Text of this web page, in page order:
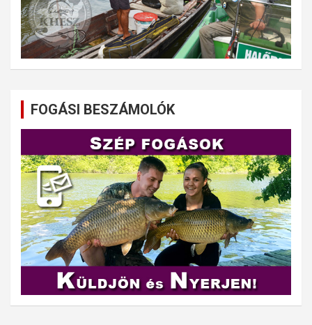
FOGÁSI BESZÁMOLÓK